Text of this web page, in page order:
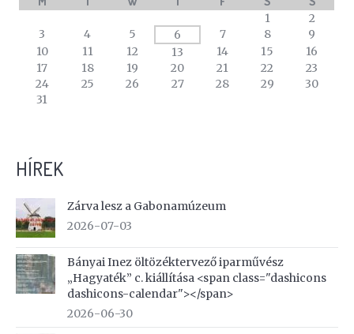
calendar
events
1
2
3
4 5 6 7 8
9
10
11 12 13 14 15
16
17
18 19 20 21 22
23
24
25 26 27 28 29
30
31
HÍREK
Zárva lesz a Gabonamúzeum
2026-07-03
Bányai Inez öltözéktervező iparművész
„Hagyaték” c. kiállítása <span class="dashicons
dashicons-calendar"></span>
2026-06-30